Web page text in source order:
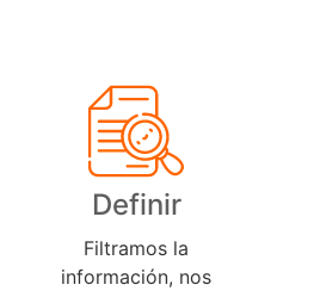
Definir
Filtramos la
información, nos